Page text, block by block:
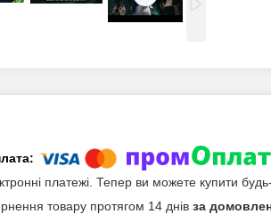
платежі. Тепер ви можете купити
товару протягом 14 днів за